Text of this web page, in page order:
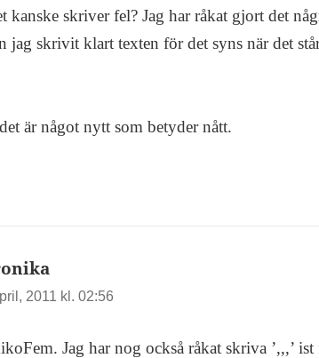
kanske skriver fel? Jag har råkat gjort det
jag skrivit klart texten för det syns när det
är något nytt som betyder nått.
2011 kl. 02:56
Jag har nog också råkat skriva ’,,,’